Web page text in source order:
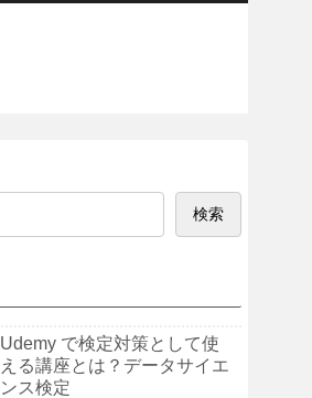
検索
Udemy で検定対策として使
える講座とは？データサイエ
ンス検定